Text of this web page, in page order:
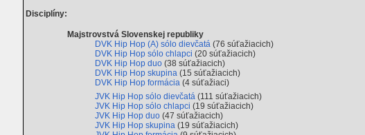
Disciplíny:
Majstrovstvá Slovenskej republiky
DVK Hip Hop (A) sólo dievčatá (76 súťažiacich)
DVK Hip Hop sólo chlapci (20 súťažiacich)
DVK Hip Hop duo (38 súťažiacich)
DVK Hip Hop skupina (15 súťažiacich)
DVK Hip Hop formácia (4 súťažiaci)
JVK Hip Hop sólo dievčatá (111 súťažiacich)
JVK Hip Hop sólo chlapci (19 súťažiacich)
JVK Hip Hop duo (47 súťažiacich)
JVK Hip Hop skupina (19 súťažiacich)